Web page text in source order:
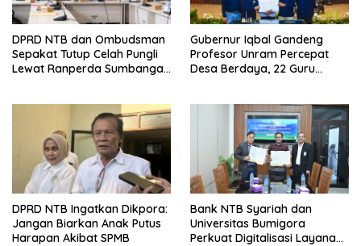
DPRD NTB dan Ombudsman
Sepakat Tutup Celah Pungli
Lewat Ranperda Sumbangan
Gubernur Iqbal Gandeng
Profesor Unram Percepat
Desa Berdaya, 22 Guru
DPRD NTB Ingatkan Dikpora:
Jangan Biarkan Anak Putus
Harapan Akibat SPMB
Bank NTB Syariah dan
Universitas Bumigora
Perkuat Digitalisasi Layanan